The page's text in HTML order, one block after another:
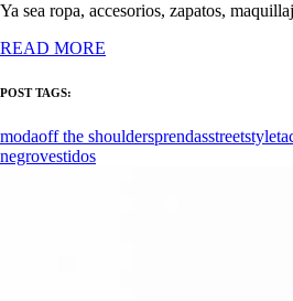
Ya sea ropa, accesorios, zapatos,
READ MORE
POST TAGS:
modaoff the shouldersprendasstreetstyle
negrovestidos